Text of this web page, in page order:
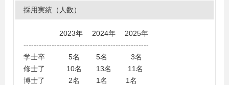
大学、工学院大学、高知工科大学、神戸大学、国際基督
教大学、埼玉大学、静岡大学、島根大学、上越教育大
学、中央大学、筑波大学、電気通信大学、東海大学、東
京大学、東京医科大学、東京海洋大学、東京学芸大学、
東京工業大学、東京電機大学、東京都立大学、東京都立
採用実績（人数）
2023年 2024年 2025年
-------------------------------------------------
学士卒 5名 5名 3名
修士了 10名 13名 11名
博士了 2名 1名 1名